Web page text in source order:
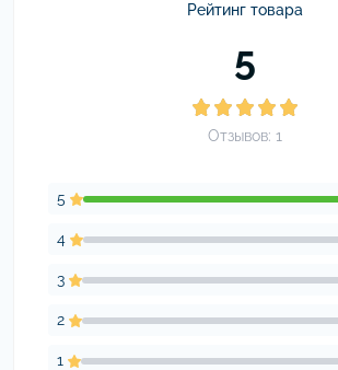
Рейтинг товара
5
Отзывов: 1
5
4
3
2
1